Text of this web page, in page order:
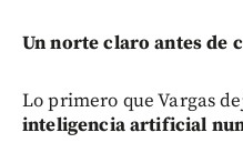
Un norte claro antes de
Lo primero que Vargas
inteligencia artificial